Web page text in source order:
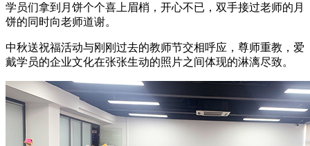
学员们拿到月饼个个喜上眉梢，开心不已，双手接过老师的月
饼的同时向老师道谢。
中秋送祝福活动与刚刚过去的教师节交相呼应，尊师重教，爱
戴学员的企业文化在张张生动的照片之间体现的淋漓尽致。